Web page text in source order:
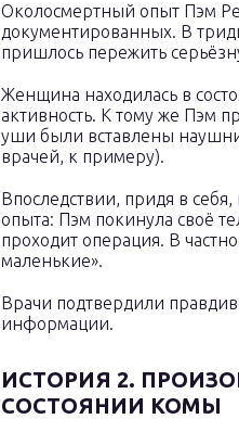
Околосмертный опыт Пэм
документированных. В
пришлось пережить
Женщина находилась в
активность. К тому же Пэм
уши были вставлены
врачей, к примеру).
Впоследствии, придя в
опыта: Пэм покинула своё
проходит операция. В
маленькие».
Врачи подтвердили
информации.
ИСТОРИЯ 2.
СОСТОЯНИИ КОМЫ